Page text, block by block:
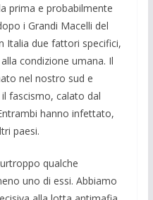
prima e probabilmente
i Grandi Macelli del
Italia due fattori specifici,
condizione umana. Il
nel nostro sud e
fascismo, calato dal
hanno infettato,
paesi.
qualche
uno di essi. Abbiamo